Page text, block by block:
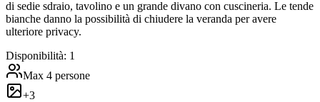
di sedie sdraio, tavolino e un grande divano con cuscineria. Le tende
bianche danno la possibilità di chiudere la veranda per avere
ulteriore privacy.
Disponibilità: 1
Max 4 persone
+3